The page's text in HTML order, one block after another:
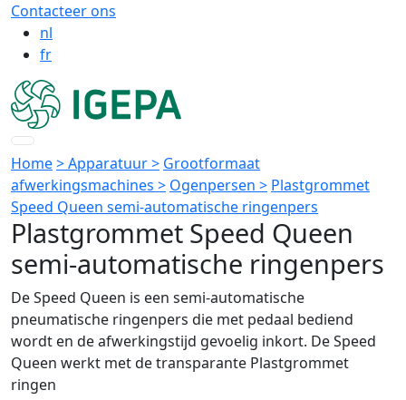
Contacteer ons
nl
fr
Home> Apparatuur > Grootformaat
afwerkingsmachines > Ogenpersen > Plastgrommet
Speed Queen semi-automatische ringenpers
Plastgrommet Speed Queen
semi-automatische ringenpers
De Speed Queen is een semi-automatische
pneumatische ringenpers die met pedaal bediend
wordt en de afwerkingstijd gevoelig inkort. De Speed
Queen werkt met de transparante Plastgrommet
ringen